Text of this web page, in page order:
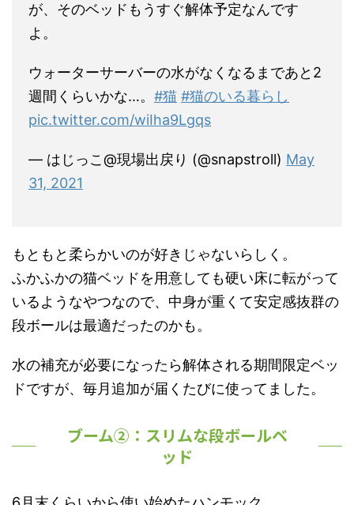
が、そのベッドもうすぐ解体予定なんです
よ。
ウォーターサーバーの水がなくなるまであと2
週間くらいかな…。 #猫 #猫のいる暮らし
pic.twitter.com/wiIha9Lgqs
— はじっこ@現場出戻り (@snapstroll) May
31, 2021
もともと柔らかいのが好きじゃないらしく。
ふかふかの猫ベッドを用意しても硬い床に転がって
いるようなやつなので、中身が重くて安定感抜群の
段ボールは最適だったのかも。
水の補充が必要になったら解体される期間限定ベッ
ドですが、毎月追加が届くたびに使ってました。
ブーム②：スリムな段ボールベ
ッド